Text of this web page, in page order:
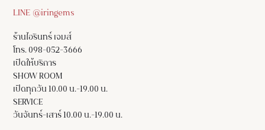
LINE @iringems
ร้านไอรินทร์ เจมส์
โทร. 098-052-3666
เปิดให้บริการ
SHOW ROOM
เปิดทุกวัน 10.00 น.-19.00 น.
SERVICE
วันจันทร์-เสาร์ 10.00 น.-19.00 น.